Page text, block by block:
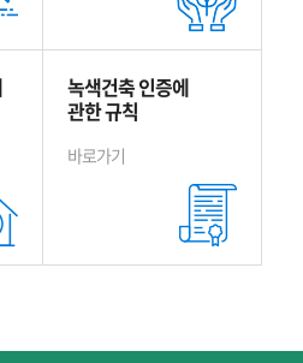
녹색건축 인증에
관한 규칙
바로가기